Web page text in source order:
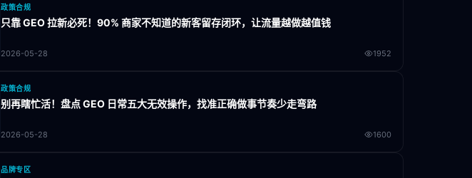
政策合规
只靠 GEO 拉新必死！90% 商家不知道的新客留存闭环，让流量越做越值钱
2026-05-28 1952
政策合规
别再瞎忙活！盘点 GEO 日常五大无效操作，找准正确做事节奏少走弯路
2026-05-28 1600
品牌专区